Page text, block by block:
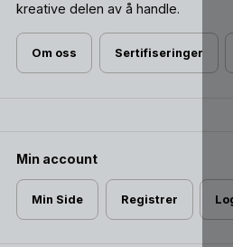
kreative delen av å handle.
Om oss Sertifiseringer
Min account
Min Side Registrer